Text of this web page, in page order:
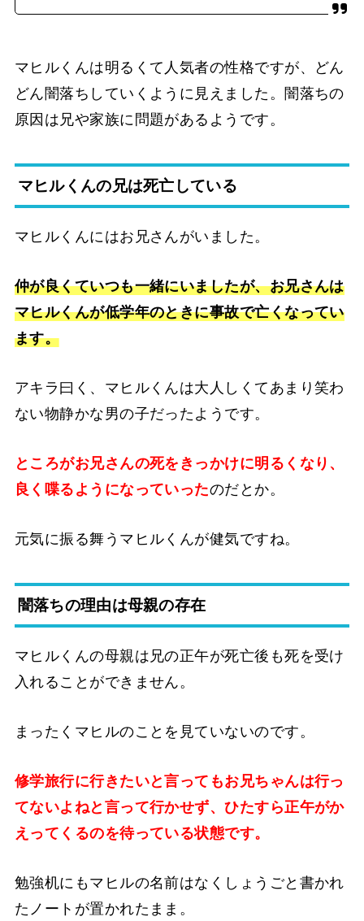
マヒルくんは明るくて人気者の性格ですが、どん
どん闇落ちしていくように見えました。闇落ちの
原因は兄や家族に問題があるようです。
マヒルくんの兄は死亡している
マヒルくんにはお兄さんがいました。
仲が良くていつも一緒にいましたが、お兄さんは
マヒルくんが低学年のときに事故で亡くなってい
ます。
アキラ曰く、マヒルくんは大人しくてあまり笑わ
ない物静かな男の子だったようです。
ところがお兄さんの死をきっかけに明るくなり、
良く喋るようになっていったのだとか。
元気に振る舞うマヒルくんが健気ですね。
闇落ちの理由は母親の存在
マヒルくんの母親は兄の正午が死亡後も死を受け
入れることができません。
まったくマヒルのことを見ていないのです。
修学旅行に行きたいと言ってもお兄ちゃんは行っ
てないよねと言って行かせず、ひたすら正午がか
えってくるのを待っている状態です。
勉強机にもマヒルの名前はなくしょうごと書かれ
たノートが置かれたまま。